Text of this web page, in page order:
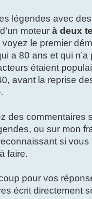
légendes avec
moteur à deux
le premier
a 80 ans et qui
étaient
avant la reprise
des commentaires
ou sur mon
si
faire.
pour vos
écrit directement